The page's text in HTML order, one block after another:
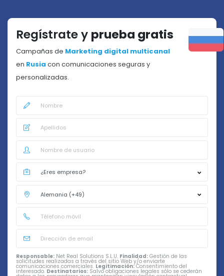
Regístrate y prueba gratis
Campañas de Marketing digital multicanal
en Rusia con comunicaciones seguras y
personalizadas.
Responsable: Net Real Solutions S.L.U. Finalidad: Gestión de las
solicitudes realizadas a través del sitio Web y/o enviarte
comunicaciones comerciales. Legitimación:Consentimiento del
interesado. Destinatarios: Salvo obligaciones legales sólo se cederán